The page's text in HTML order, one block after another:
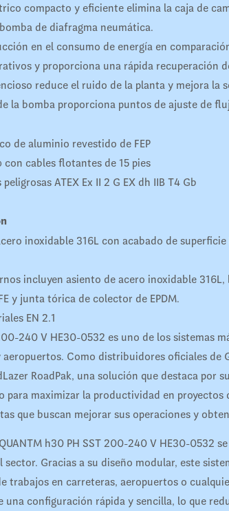
compacto y eficiente elimina la caja de
de diafragma neumática.
en el consumo de energía en
y proporciona una rápida recuperación
reduce el ruido de la planta y mejora la
la bomba proporciona puntos de ajuste de
de aluminio revestido de FEP
cables flotantes de 15 pies
ATEX Ex II 2 G EX dh IIB T4 Gb
inoxidable 316L con acabado de
incluyen asiento de acero inoxidable 316L,
y junta tórica de colector de EPDM.
EN 2.1
240 V HE30-0532 es uno de los sistemas
Como distribuidores oficiales de
RoadPak, una solución que destaca por
para maximizar la productividad en
que buscan mejorar sus operaciones y
h30 PH SST 200-240 V HE30-0532
Gracias a su diseño modular, este
trabajos en carreteras, aeropuertos o
una configuración rápida y sencilla, lo que